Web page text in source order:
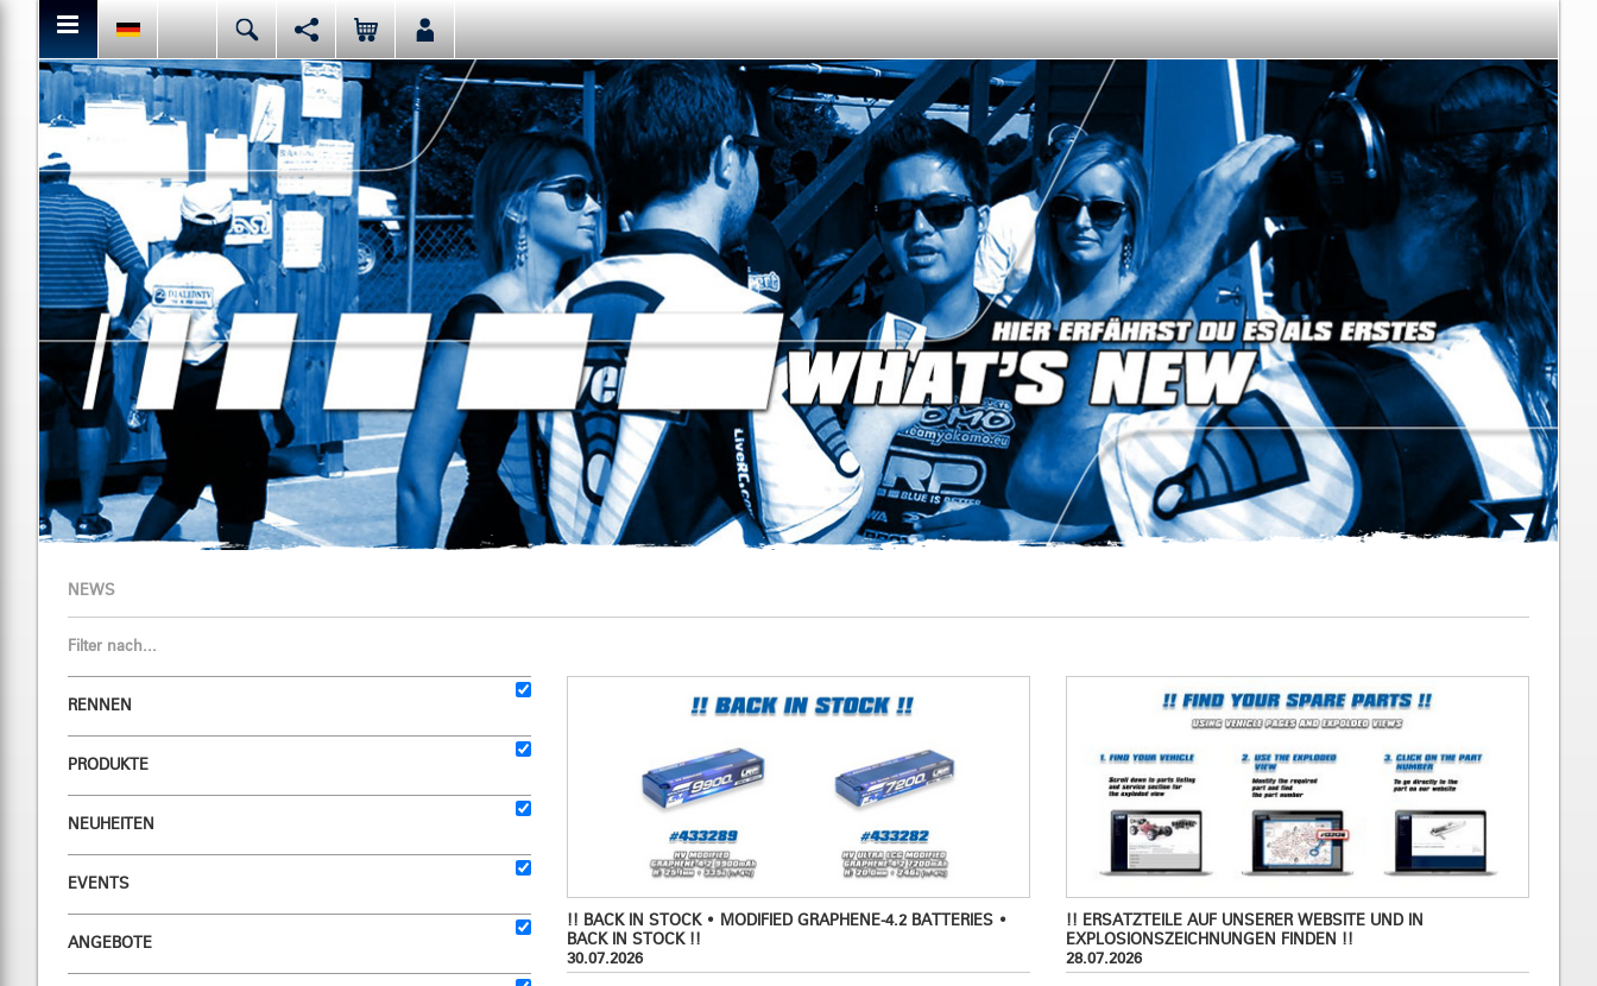
Deutsch English Español Italiano 日本語
Hier kannst Du den aktuellen Seiteninhalt teilen bzw. liken.
Mail
Oder like LRP auf Facebook. Das haben vor Dir schon
NEWS
Filter nach...
RENNEN
PRODUKTE
NEUHEITEN
EVENTS
ANGEBOTE
!! BACK IN STOCK • MODIFIED GRAPHENE-4.2 BATTERIES •
BACK IN STOCK !!
30.07.2026
!! ERSATZTEILE AUF UNSERER WEBSITE UND IN
EXPLOSIONSZEICHNUNGEN FINDEN !!
28.07.2026